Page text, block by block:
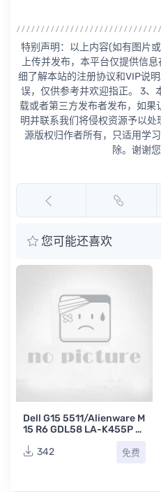
特别声明：以上内容(如有图片
上传并发布，本平台仅提供信
细了解本站的注册协议和VIP说
误，仅供参考并欢迎指正。 3、
载或者第三方发布者发布，如
明并联系我们将侵权资源予以
源版权归作者所有，只适用学
除。谢谢您
您可能还喜欢
Dell G15 5511/Alienware M
15 R6 GDL58 LA-K455P R
本主板原理图
342 免费